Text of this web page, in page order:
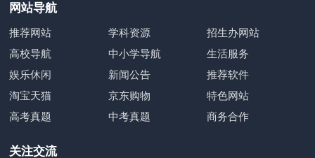
网站导航
推荐网站 学科资源
招生办网站
高校导航
中小学导航
生活服务
娱乐休闲
新闻公告
推荐软件
淘宝天猫
京东购物
特色网站
高考真题
中考真题 商务合作
关注交流